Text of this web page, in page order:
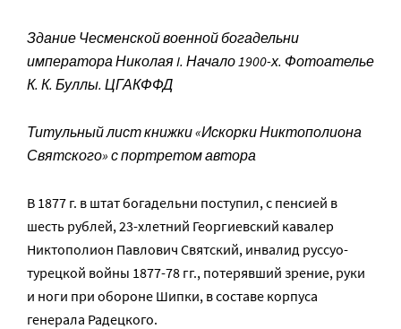
Здание Чесменской военной богадельни
императора Николая I. Начало 1900-х. Фотоателье
К. К. Буллы. ЦГАКФФД
Титульный лист книжки «Искорки Никтополиона
Святского» с портретом автора
В 1877 г. в штат богадельни поступил, с пенсией в
шесть рублей, 23-хлетний Георгиевский кавалер
Никтополион Павлович Святский, инвалид руссуо-
турецкой войны 1877-78 гг., потерявший зрение, руки
и ноги при обороне Шипки, в составе корпуса
генерала Радецкого.